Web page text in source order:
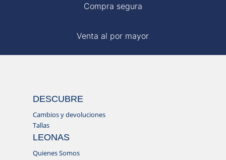
Compra segura
Venta al por mayor
DESCUBRE
Cambios y devoluciones
Tallas
LEONAS
Quienes Somos